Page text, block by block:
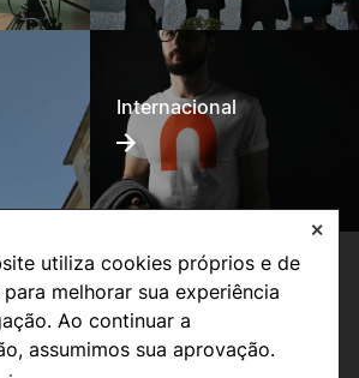
utiliza cookies próprios e de
melhorar sua experiência
Ao continuar a
assumimos sua aprovação.
✕
Internacional